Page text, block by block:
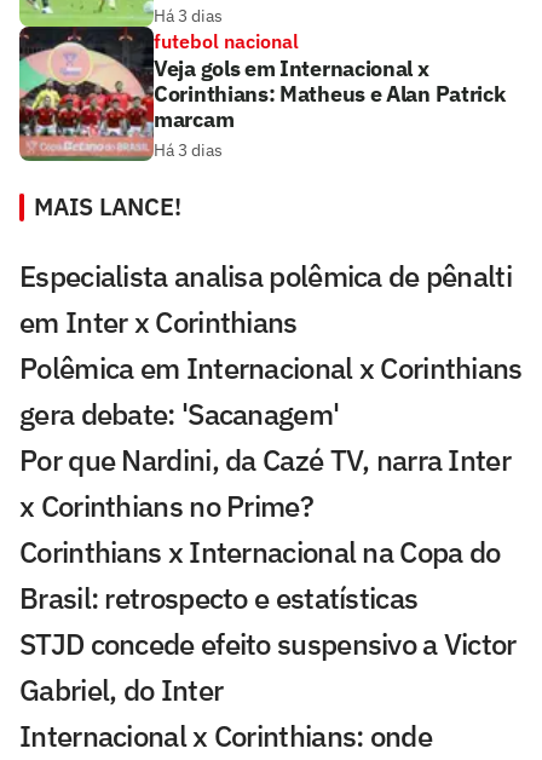
Há 3 dias
futebol nacional
Veja gols em Internacional x
Corinthians: Matheus e Alan Patrick
marcam
Há 3 dias
MAIS LANCE!
Especialista analisa polêmica de pênalti
em Inter x Corinthians
Polêmica em Internacional x Corinthians
gera debate: 'Sacanagem'
Por que Nardini, da Cazé TV, narra Inter
x Corinthians no Prime?
Corinthians x Internacional na Copa do
Brasil: retrospecto e estatísticas
STJD concede efeito suspensivo a Victor
Gabriel, do Inter
Internacional x Corinthians: onde